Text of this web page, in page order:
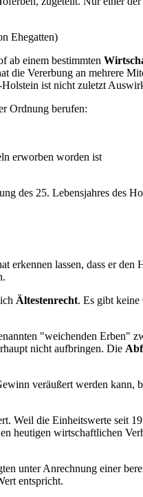
Ehegatten)
ab einem bestimmten
Vererbung an mehrere
ist nicht zuletzt
Ordnung berufen:
erworben worden ist
des 25. Lebensjahres des
lassen, dass er den
Ältestenrecht. Es gibt keine
"weichenden Erben"
nicht aufbringen. Die
veräußert werden kann,
Weil die Einheitswerte seit
heutigen wirtschaftlichen
unter Anrechnung einer
entspricht.